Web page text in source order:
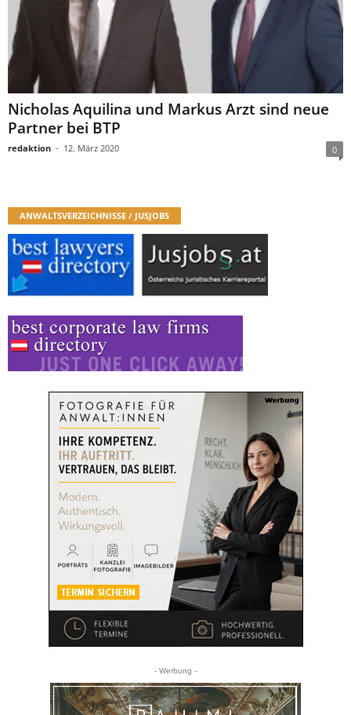
Nicholas Aquilina und Markus Arzt sind neue
Partner bei BTP
redaktion - 12. März 2020 0
ANWALTSVERZEICHNISSE / JUSJOBS
- Werbung -